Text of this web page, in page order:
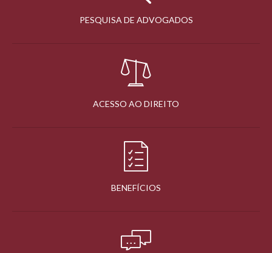
PESQUISA DE ADVOGADOS
ACESSO AO DIREITO
BENEFÍCIOS